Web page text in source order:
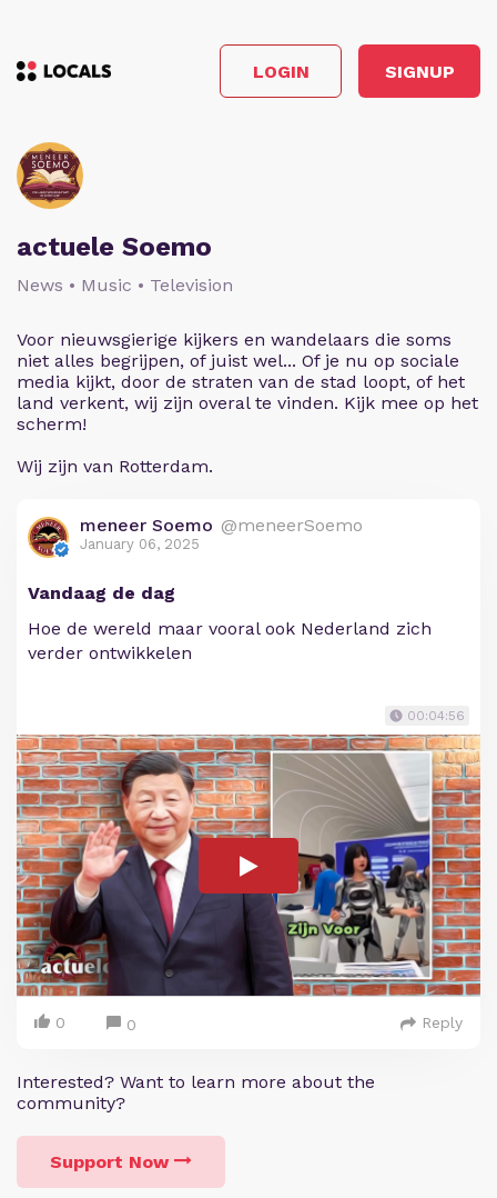
LOGIN SIGNUP
actuele Soemo
News • Music • Television
Voor nieuwsgierige kijkers en wandelaars die soms
niet alles begrijpen, of juist wel... Of je nu op sociale
media kijkt, door de straten van de stad loopt, of het
land verkent, wij zijn overal te vinden. Kijk mee op het
scherm!
Wij zijn van Rotterdam.
meneer Soemo @meneerSoemo
January 06, 2025
Vandaag de dag
Hoe de wereld maar vooral ook Nederland zich
verder ontwikkelen
00:04:56
0 0 Reply
Interested? Want to learn more about the
community?
Support Now